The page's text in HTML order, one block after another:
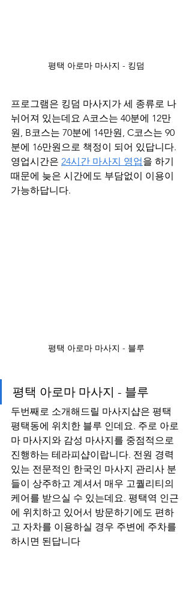
평택 아로마 마사지 - 킹덤
프로그램은 킹덤 마사지가 세 종류로 나
뉘어져 있는데요 A코스는 40분에 12만
원, B코스는 70분에 14만원, C코스는 90
분에 16만원으로 책정이 되어 있답니다.
영업시간은 24시간 마사지 영업을 하기
때문에 늦은 시간에도 부담없이 이용이
가능하답니다.
평택 아로마 마사지 - 블루
평택 아로마 마사지 - 블루
두번째로 소개해드릴 마사지샵은 평택
평택동에 위치한 블루 인데요. 주로 아로
마 마사지와 감성 마사지를 중점적으로
진행하는 테라피샵이랍니다. 전원 경력
있는 전문적인 한국인 마사지 관리사 분
들이 상주하고 계셔서 매우 고퀄리티의
케어를 받으실 수 있는데요. 평택역 인근
에 위치하고 있어서 방문하기에도 편하
고 자차를 이용하실 경우 주변에 주차를
하시면 된답니다